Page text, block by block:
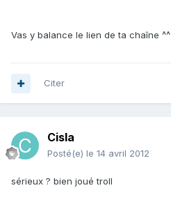
Vas y balance le lien de ta chaîne ^^
Citer
Cisla
Posté(e) le 14 avril 2012
sérieux ? bien joué troll